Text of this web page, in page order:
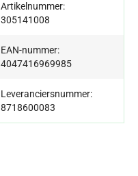
Artikelnummer:
305141008
EAN-nummer:
4047416969985
Leveranciersnummer:
8718600083